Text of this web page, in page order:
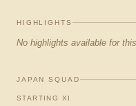
HIGHLIGHTS
No highlights available for
JAPAN SQUAD
STARTING XI